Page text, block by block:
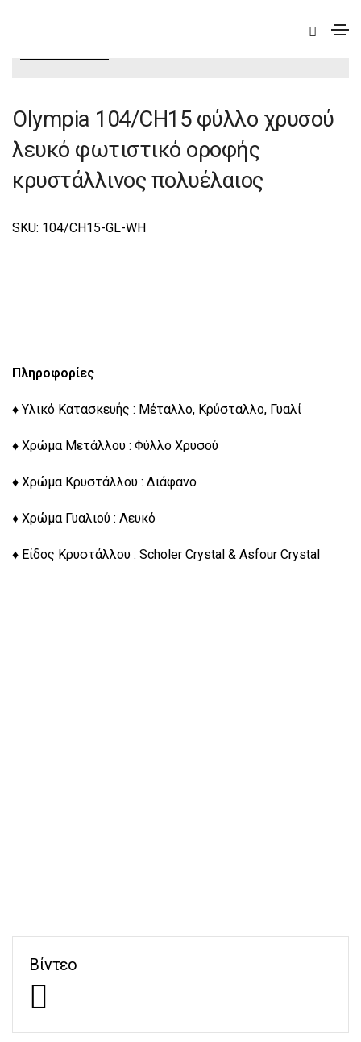
Olympia 104/CH15 φύλλο χρυσού
λευκό φωτιστικό οροφής
κρυστάλλινος πολυέλαιος
SKU: 104/CΗ15-GL-WH
Πληροφορίες
♦ Υλικό Κατασκευής : Μέταλλο, Κρύσταλλο, Γυαλί
♦ Χρώμα Μετάλλου : Φύλλο Χρυσού
♦ Χρώμα Κρυστάλλου : Διάφανο
♦ Χρώμα Γυαλιού : Λευκό
♦ Είδος Κρυστάλλου : Scholer Crystal & Asfour Crystal
Βίντεο